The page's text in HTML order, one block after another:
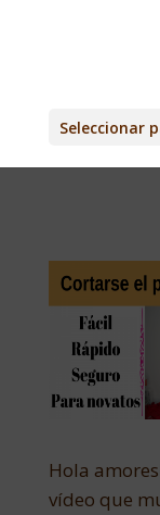
Seleccionar
Hola
vídeo que